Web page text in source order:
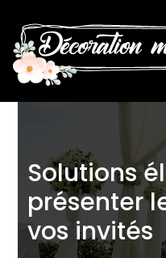
Solutions
présenter
vos invités